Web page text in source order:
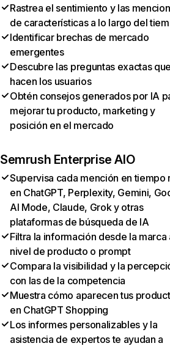
Rastrea el sentimiento y las
de características a lo largo del
Identificar brechas de mercado
emergentes
Descubre las preguntas exactas
hacen los usuarios
Obtén consejos generados por IA
mejorar tu producto, marketing y
posición en el mercado
Semrush Enterprise AIO
Supervisa cada mención en tiempo
en ChatGPT, Perplexity, Gemini,
AI Mode, Claude, Grok y otras
plataformas de búsqueda de IA
Filtra la información desde la marca
nivel de producto o prompt
Compara la visibilidad y la
con las de la competencia
Muestra cómo aparecen tus
en ChatGPT Shopping
Los informes personalizables y la
asistencia de expertos te ayudan a